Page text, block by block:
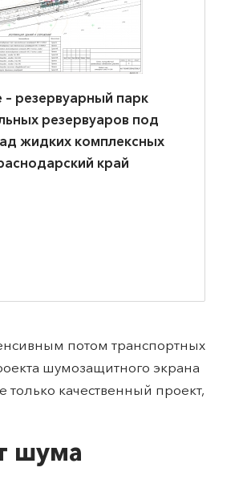
потом транспортных
шумозащитного экрана
качественный проект,
шума
резервуарный парк
резервуаров под
жидких комплексных
край